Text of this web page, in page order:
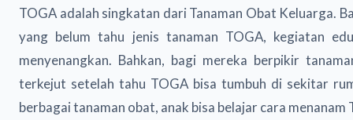
TOGA adalah singkatan dari Tanaman Obat Keluarga.
yang belum tahu jenis tanaman TOGA, kegiatan
menyenangkan. Bahkan, bagi mereka berpikir
terkejut setelah tahu TOGA bisa tumbuh di sekitar
berbagai tanaman obat, anak bisa belajar cara